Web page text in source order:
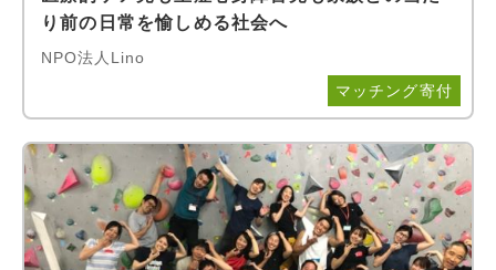
り前の日常を愉しめる社会へ
NPO法人Lino
マッチング寄付